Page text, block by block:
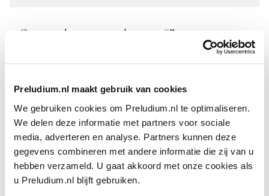
Preludium.nl maakt gebruik van cookies
We gebruiken cookies om Preludium.nl te optimaliseren.
We delen deze informatie met partners voor sociale
media, adverteren en analyse. Partners kunnen deze
gegevens combineren met andere informatie die zij van u
hebben verzameld. U gaat akkoord met onze cookies als
u Preludium.nl blijft gebruiken.
Geen resultaten gevonden voor “”.